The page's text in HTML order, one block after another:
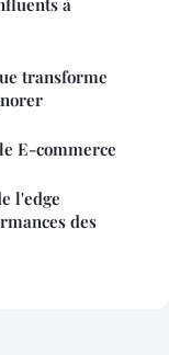
à
transforme
E-commerce
l'edge
des